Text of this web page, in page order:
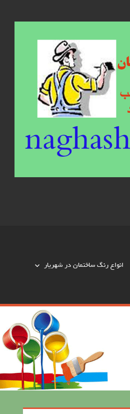
انواع رنگ ساختمان در شهریار